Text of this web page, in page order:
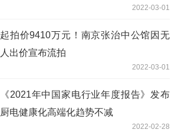
2022-03-01
起拍价9410万元！南京张治中公馆因无
人出价宣布流拍
2022-03-01
《2021年中国家电行业年度报告》发布
厨电健康化高端化趋势不减
2022-02-28